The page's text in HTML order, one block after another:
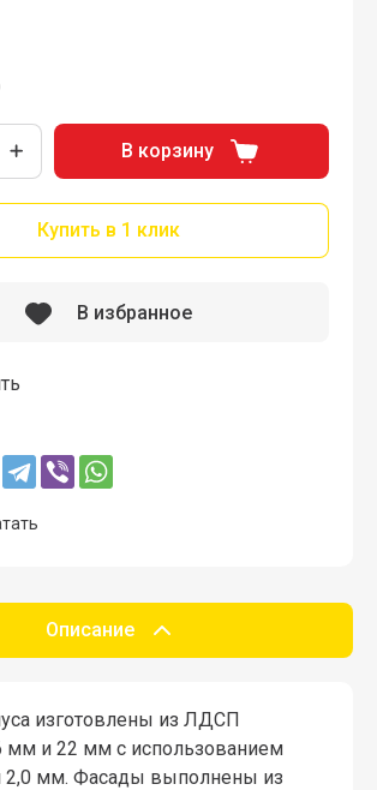
В корзину
Купить в 1 клик
В избранное
Описание
изготовлены из ЛДСП
мм и 22 мм с использованием
2,0 мм. Фасады выполнены из